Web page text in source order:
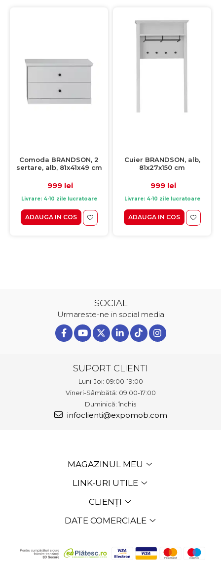
Comoda BRANDSON, 2
sertare, alb, 81x41x49 cm
999 lei
Livrare: 4-10 zile lucratoare
ADAUGA IN COS
Cuier BRANDSON, alb,
81x27x150 cm
999 lei
Livrare: 4-10 zile lucratoare
ADAUGA IN COS
SOCIAL
Urmareste-ne in social media
SUPORT CLIENTI
Luni-Joi: 09:00-19:00
Vineri-Sâmbătă: 09:00-17:00
Duminică: închis
infoclienti@expomob.com
MAGAZINUL MEU
LINK-URI UTILE
CLIENȚI
DATE COMERCIALE